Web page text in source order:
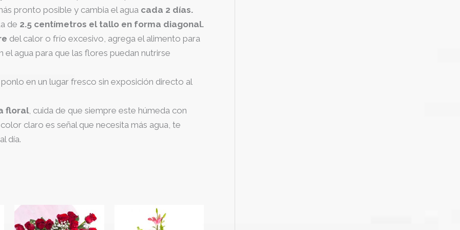
pronto posible y cambia el agua cada 2 días.
de 2.5 centímetros el tallo en forma diagonal.
del calor o frío excesivo, agrega el alimento para
agua para que las flores puedan nutrirse
en un lugar fresco sin exposición directo al
floral, cuida de que siempre este húmeda con
claro es señal que necesita más agua, te
día.